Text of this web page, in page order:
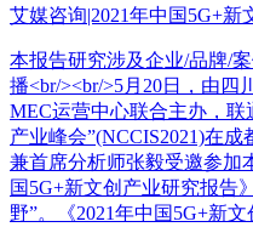
艾媒咨询|2021年中国5G+新
本报告研究涉及企业/品牌/
播<br/><br/>5月20日，由四
MEC运营中心联合主办，联
产业峰会”(NCCIS2021)在
兼首席分析师张毅受邀参加
国5G+新文创产业研究报告
野”。《2021年中国5G+新文